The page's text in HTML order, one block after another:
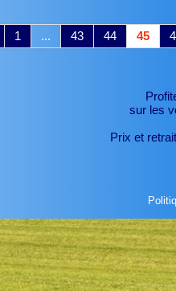
1 ... 43 44 45
sur les
Prix et